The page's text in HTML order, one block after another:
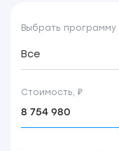
Выбрать программу
Все
Стоимость, ₽